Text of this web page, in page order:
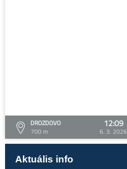
DROZDOVO
700 m
12:09
6. 3. 2026
Aktuális info